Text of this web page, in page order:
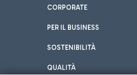
CORPORATE
PER IL BUSINESS
SOSTENIBILITÀ
QUALITÀ